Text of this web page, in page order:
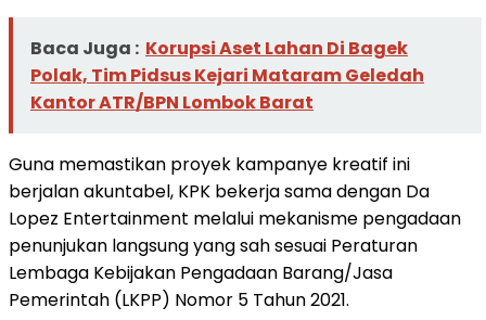
Baca Juga : Korupsi Aset Lahan Di Bagek
Polak, Tim Pidsus Kejari Mataram Geledah
Kantor ATR/BPN Lombok Barat
Guna memastikan proyek kampanye kreatif ini
berjalan akuntabel, KPK bekerja sama dengan Da
Lopez Entertainment melalui mekanisme pengadaan
penunjukan langsung yang sah sesuai Peraturan
Lembaga Kebijakan Pengadaan Barang/Jasa
Pemerintah (LKPP) Nomor 5 Tahun 2021.